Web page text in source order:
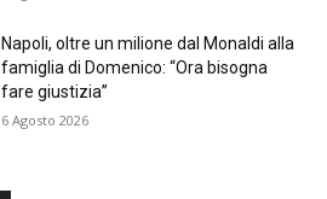
Napoli, oltre un milione dal Monaldi alla
famiglia di Domenico: “Ora bisogna
fare giustizia”
6 Agosto 2026